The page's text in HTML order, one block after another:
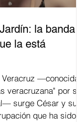
la banda
la está
—conocida
veracruzana" por su
surge César y su
que ha sido